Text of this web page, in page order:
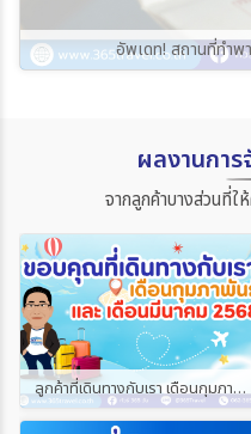
อัพเดท! สถานที่ทำพ
ผลงานกา
จากลูกค้าบางส่วนที่ใ
ลูกค้าที่เดินทางกับเรา เดือนกุมภาพันธ์ และเดือนมีนาคม 2568